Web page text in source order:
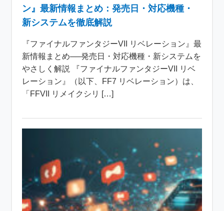
ン』最新情報まとめ：発売日・対応機種・
新システムを徹底解説
『ファイナルファンタジーVII リベレーション』最
新情報まとめ──発売日・対応機種・新システムを
やさしく解説 『ファイナルファンタジーVII リベ
レーション』（以下、FF7 リベレーション）は、
「FFVII リメイクシリ […]